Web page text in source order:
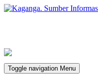
Toggle navigation Menu